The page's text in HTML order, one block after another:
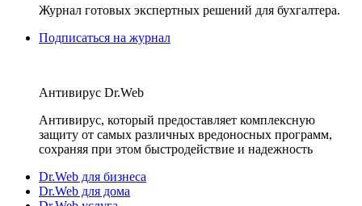
Журнал готовых экспертных решений для бухгалтера.
Подписаться на журнал
Антивирус Dr.Web
Антивирус, который предоставляет комплексную
защиту от самых различных вредоносных программ,
сохраняя при этом быстродействие и надежность
Dr.Web для бизнеса
Dr.Web для дома